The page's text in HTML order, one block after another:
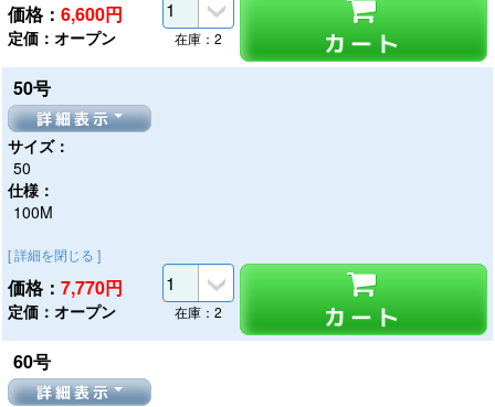
価格： 6,600円
定価：オープン カート
在庫：2
50号
詳細表示
サイズ：
50
仕様：
100M
[ 詳細を閉じる ]
価格： 7,770円
定価：オープン カート
在庫：2
60号
詳細表示